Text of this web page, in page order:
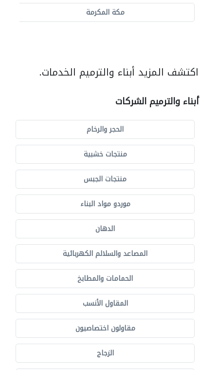
مكة المكرمة
اكتشف المزيد أبناء والترميم الخدمات.
أبناء والترميم الشركات
الحجر والرخام
منتجات خشبية
منتجات الجبس
موردو مواد البناء
الدهان
المصاعد والسلالم الكهربائية
الحمامات والمطابخ
المقاول الأنسب
مقاولون اختصاصيون
الزجاج